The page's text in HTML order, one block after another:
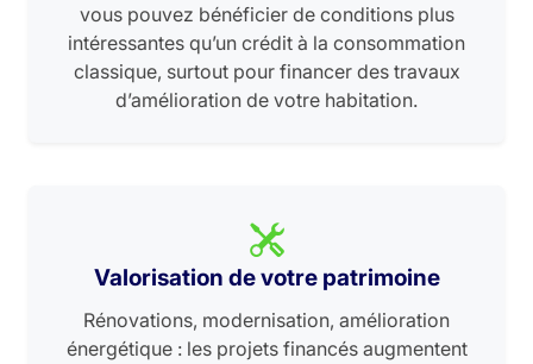
vous pouvez bénéficier de conditions plus
intéressantes qu’un crédit à la consommation
classique, surtout pour financer des travaux
d’amélioration de votre habitation.
Valorisation de votre patrimoine
Rénovations, modernisation, amélioration
énergétique : les projets financés augmentent